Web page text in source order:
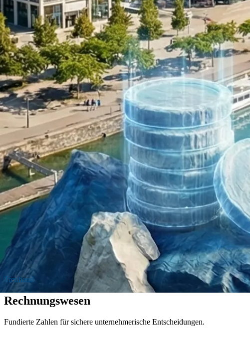
Kontakt
Offerte anfordern
Treuhand
Rechnungswesen
Fundierte Zahlen für sichere unternehmerische Entscheidungen.